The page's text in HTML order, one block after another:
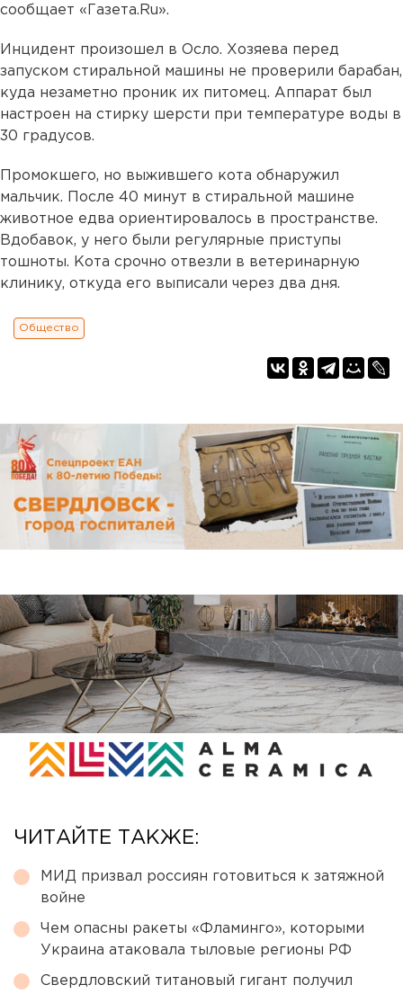
сообщает «Газета.Ru».
Инцидент произошел в Осло. Хозяева перед
запуском стиральной машины не проверили барабан,
куда незаметно проник их питомец. Аппарат был
настроен на стирку шерсти при температуре воды в
30 градусов.
Промокшего, но выжившего кота обнаружил
мальчик. После 40 минут в стиральной машине
животное едва ориентировалось в пространстве.
Вдобавок, у него были регулярные приступы
тошноты. Кота срочно отвезли в ветеринарную
клинику, откуда его выписали через два дня.
Общество
ЧИТАЙТЕ ТАКЖЕ:
МИД призвал россиян готовиться к затяжной
войне
Чем опасны ракеты «Фламинго», которыми
Украина атаковала тыловые регионы РФ
Свердловский титановый гигант получил